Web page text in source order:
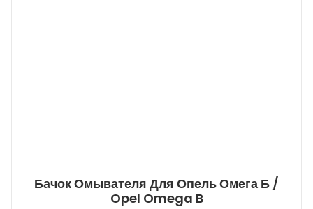
Бачок Омывателя Для Опель Омега Б /
Opel Omega B